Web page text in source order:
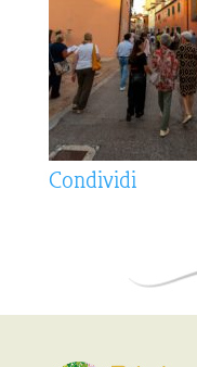
Condividi